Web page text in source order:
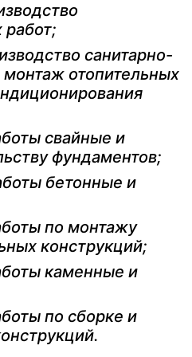
санитарно-
монтаж отопительных
свайные и
фундаментов;
бетонные и
по монтажу
конструкций;
каменные и
по сборке и